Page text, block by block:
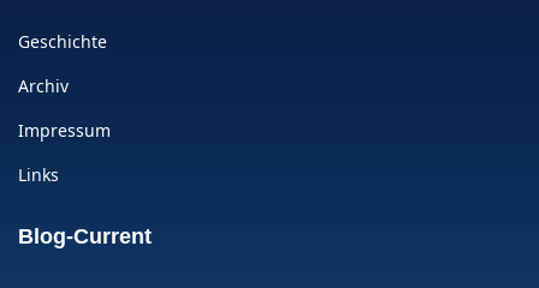
Geschichte
Archiv
Impressum
Links
Blog-Current